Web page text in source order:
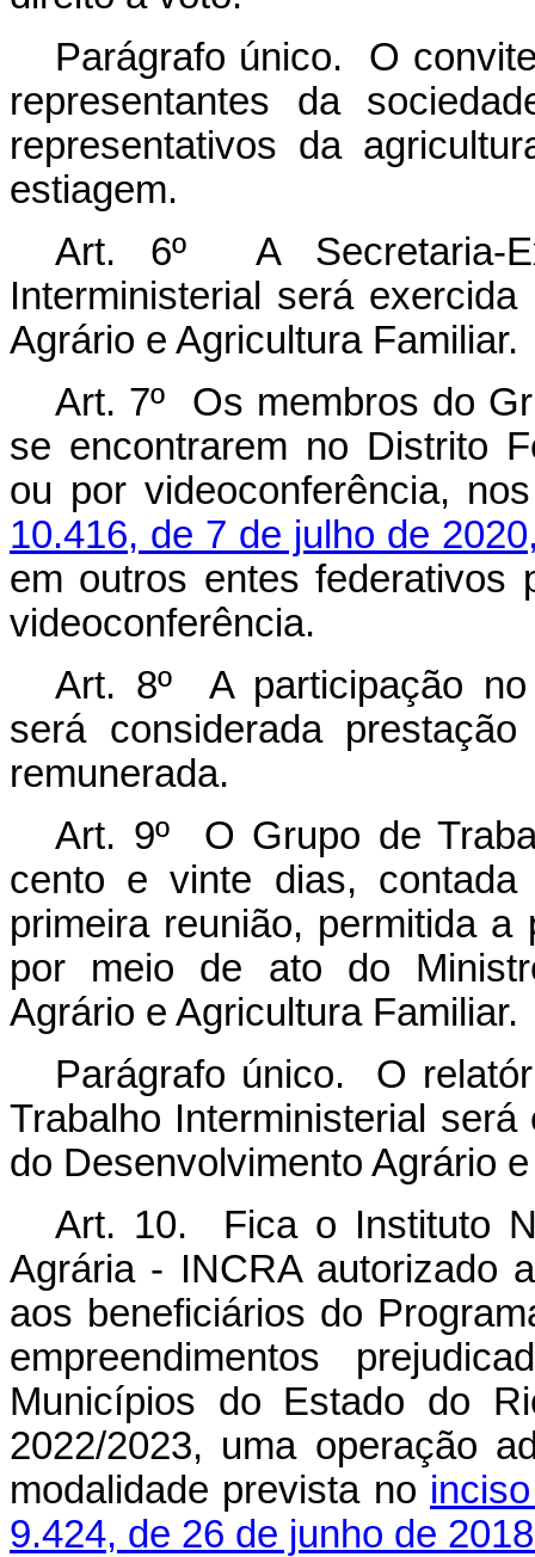
Parágrafo único. O
representantes da
representativos da
estiagem.
Art. 6º A Secretaria-
Interministerial será
Agrário e Agricultura Familiar.
Art. 7º Os membros do
se encontrarem no Distrito
ou por videoconferência,
10.416, de 7 de julho de
em outros entes federativos
videoconferência.
Art. 8º A participação no
será considerada
remunerada.
Art. 9º O Grupo de
cento e vinte dias,
primeira reunião, permitida
por meio de ato do
Agrário e Agricultura Familiar.
Parágrafo único. O
Trabalho Interministerial
do Desenvolvimento Agrário
Art. 10. Fica o Instituto
Agrária - INCRA autorizado
aos beneficiários do
empreendimentos
Municípios do Estado do
2022/2023, uma operação
modalidade prevista no
9.424, de 26 de junho de